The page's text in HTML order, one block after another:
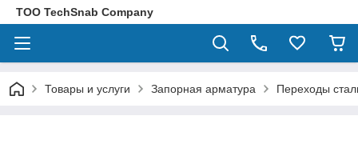
ТОО TechSnab Company
Товары и услуги Запорная арматура Переходы